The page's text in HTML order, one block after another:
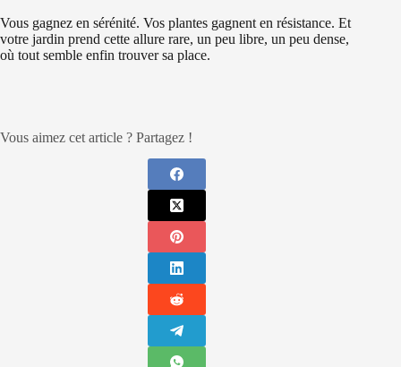
Vous gagnez en sérénité. Vos plantes gagnent en résistance. Et
votre jardin prend cette allure rare, un peu libre, un peu dense,
où tout semble enfin trouver sa place.
Vous aimez cet article ? Partagez !